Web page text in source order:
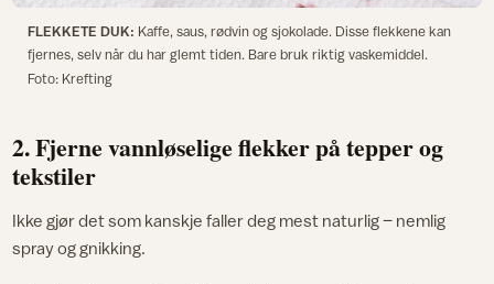
FLEKKETE DUK: Kaffe, saus, rødvin og sjokolade. Disse flekkene kan
fjernes, selv når du har glemt tiden. Bare bruk riktig vaskemiddel.
Foto: Krefting
2. Fjerne vannløselige flekker på tepper og
tekstiler
Ikke gjør det som kanskje faller deg mest naturlig – nemlig
spray og gnikking.